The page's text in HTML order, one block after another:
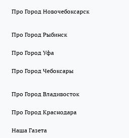
Про Город Новочебоксарск
Про Город Рыбинск
Про Город Уфа
Про Город Чебоксары
Про Город Владивосток
Про Город Краснодара
Наша Газета